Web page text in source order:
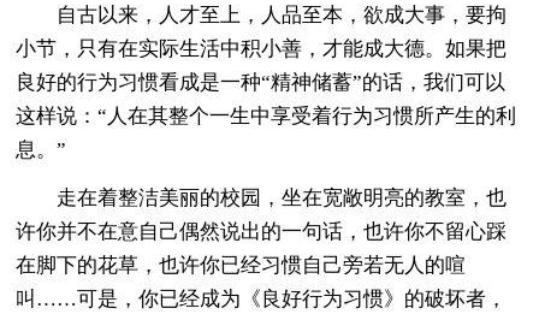
自古以来，人才至上，人品至本，欲成大事，要拘
小节，只有在实际生活中积小善，才能成大德。如果把
良好的行为习惯看成是一种“精神储蓄”的话，我们可以
这样说：“人在其整个一生中享受着行为习惯所产生的利
息。”
走在着整洁美丽的校园，坐在宽敞明亮的教室，也
许你并不在意自己偶然说出的一句话，也许你不留心踩
在脚下的花草，也许你已经习惯自己旁若无人的喧
叫……可是，你已经成为《良好行为习惯》的破坏者，